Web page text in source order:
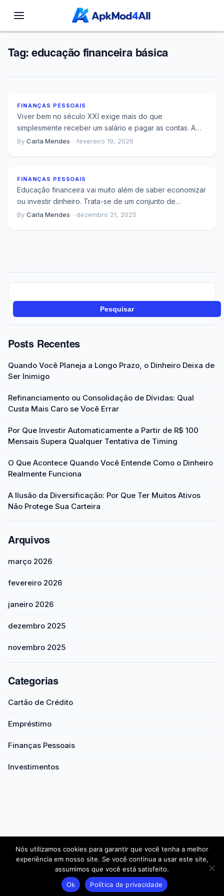
Tag: educação financeira básica
FINANÇAS PESSOAIS
Viver bem no século XXI exige mais do que
simplesmente receber um salário e pagar as contas. A
forma como lidamos com...
By Carla Mendes—fevereiro 19, 2026
Quando Suas Finanças Pessoais Começam a Sair
FINANÇAS PESSOAIS
Educação financeira vai muito além de saber economizar
ou investir dinheiro. Trata-se de um conjunto de
conhecimentos e habilidades que permitem tomar...
By Carla Mendes—dezembro 21, 2025
Pesquisar
Posts Recentes
Quando Você Planeja a Longo Prazo, o Dinheiro Deixa de
Ser Inimigo
Refinanciamento ou Consolidação de Dívidas: Qual
Custa Mais Caro se Você Errar
Por Que Investir Automaticamente a Partir de R$ 100
Mensais Supera Qualquer Tentativa de Timing
O Que Acontece Quando Você Entende Como o Dinheiro
Realmente Funciona
A Ilusão da Diversificação: Por Que Ter Muitos Ativos
Não Protege Sua Carteira
Arquivos
março 2026
fevereiro 2026
janeiro 2026
dezembro 2025
novembro 2025
Categorias
Cartão de Crédito
Empréstimo
Finanças Pessoais
Investimentos
Sobre a ApkMod4All Sobre a AutoraContato
Política de CookiesPolítica de Privacidade
Nós utilizamos cookies para garantir que você tenha a melhor
experiência em nosso site. Se você continua a usar este site,
assumimos que você está satisfeito.
Ok
Política de privacidade